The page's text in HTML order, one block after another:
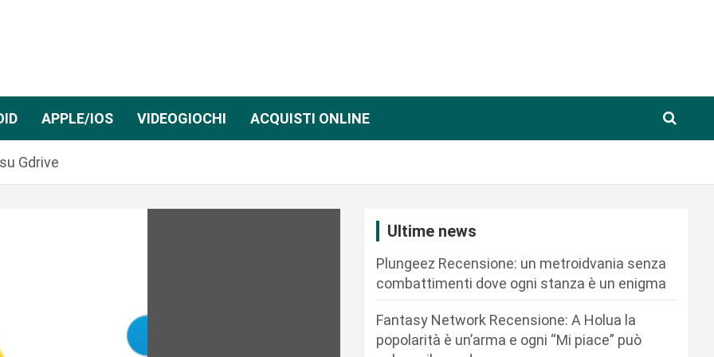
APPLE/IOS VIDEOGIOCHI ACQUISTI ONLINE
Gdrive
Ultime news
Plungeez Recensione: un metroidvania senza
combattimenti dove ogni stanza è un enigma
Fantasy Network Recensione: A Holua la
popolarità è un’arma e ogni “Mi piace” può